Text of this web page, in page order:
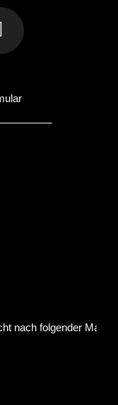
nach folgender